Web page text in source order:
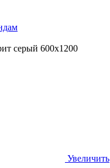
серый 600x1200
Увеличить